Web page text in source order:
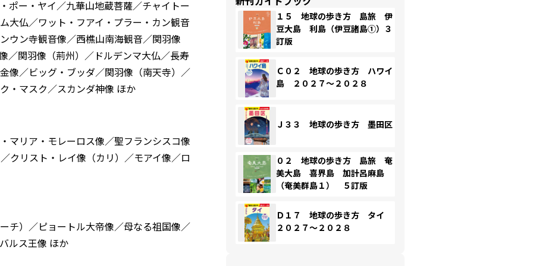
ポー・ヤイ／九華山地蔵菩薩／チャイトー
大仏／ワット・フアイ・プラー・カン観音
ウン寺観音像／西樵山南海観音／関羽像
／関羽像（荊州）／ドルデンマ大仏／長寿
像／ビッグ・ブッダ／関羽像（南天寺）／
・マスク／スカンダ神像 ほか
マリア・モレーロス像／聖フランシスコ像
クリスト・レイ像（カリ）／モアイ像／ロ
チ）／ピョートル大帝像／母なる祖国像／
ルス王像 ほか
１５ 地球の歩き方 島旅 伊
豆大島 利島（伊豆諸島①）３
訂版
Ｃ０２ 地球の歩き方 ハワイ
島 ２０２７～２０２８
Ｊ３３ 地球の歩き方 墨田区
０２ 地球の歩き方 島旅 奄
美大島 喜界島 加計呂麻島
（奄美群島１） ５訂版
Ｄ１７ 地球の歩き方 タイ
２０２７～２０２８